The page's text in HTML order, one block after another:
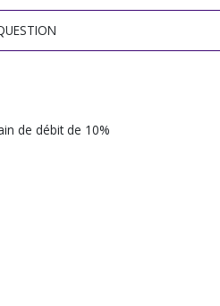
de débit de 10%